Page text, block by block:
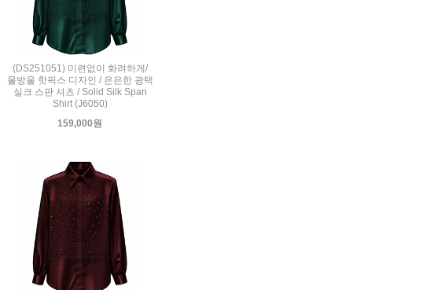
(DS251051) 미련없이 화려하게/
물방울 핫픽스 디자인 / 은은한 광택
실크 스판 셔츠 / Solid Silk Span
Shirt (J6050)
159,000원